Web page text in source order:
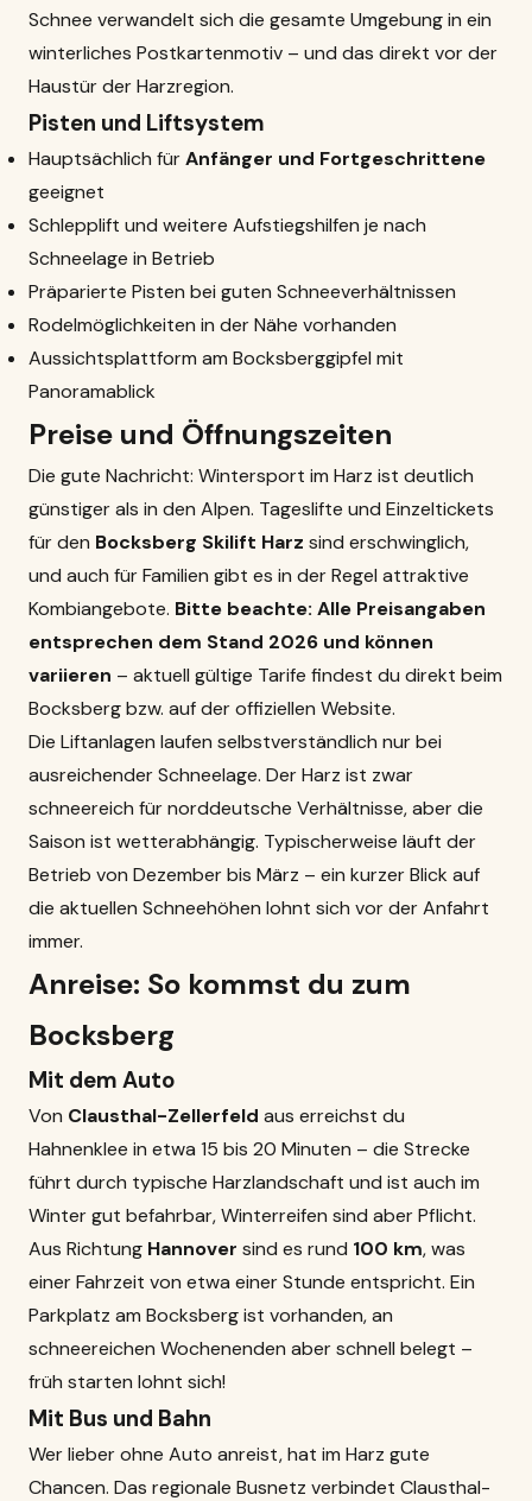
Schnee verwandelt sich die gesamte Umgebung in ein
winterliches Postkartenmotiv – und das direkt vor der
Haustür der Harzregion.
Pisten und Liftsystem
Hauptsächlich fürAnfänger und Fortgeschrittene
geeignet
Schlepplift und weitere Aufstiegshilfen je nach
Schneelage in Betrieb
Präparierte Pisten bei guten Schneeverhältnissen
Rodelmöglichkeiten in der Nähe vorhanden
Aussichtsplattform am Bocksberggipfel mit
Panoramablick
Preise und Öffnungszeiten
Die gute Nachricht: Wintersport im Harz ist deutlich
günstiger als in den Alpen. Tageslifte und Einzeltickets
für den Bocksberg Skilift Harz sind erschwinglich,
und auch für Familien gibt es in der Regel attraktive
Kombiangebote. Bitte beachte: Alle Preisangaben
entsprechen dem Stand 2026 und können
variieren – aktuell gültige Tarife findest du direkt beim
Bocksberg bzw. auf der offiziellen Website.
Die Liftanlagen laufen selbstverständlich nur bei
ausreichender Schneelage. Der Harz ist zwar
schneereich für norddeutsche Verhältnisse, aber die
Saison ist wetterabhängig. Typischerweise läuft der
Betrieb von Dezember bis März – ein kurzer Blick auf
die aktuellen Schneehöhen lohnt sich vor der Anfahrt
immer.
Anreise: So kommst du zum
Bocksberg
Mit dem Auto
Von Clausthal-Zellerfeld aus erreichst du
Hahnenklee in etwa 15 bis 20 Minuten – die Strecke
führt durch typische Harzlandschaft und ist auch im
Winter gut befahrbar, Winterreifen sind aber Pflicht.
Aus Richtung Hannover sind es rund 100 km, was
einer Fahrzeit von etwa einer Stunde entspricht. Ein
Parkplatz am Bocksberg ist vorhanden, an
schneereichen Wochenenden aber schnell belegt –
früh starten lohnt sich!
Mit Bus und Bahn
Wer lieber ohne Auto anreist, hat im Harz gute
Chancen. Das regionale Busnetz verbindet Clausthal-